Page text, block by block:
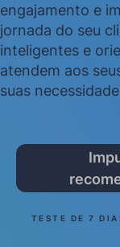
engajamento e
jornada do seu
inteligentes e
atendem aos
suas
TESTE DE 7